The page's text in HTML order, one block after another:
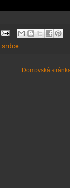
srdce
Domovská